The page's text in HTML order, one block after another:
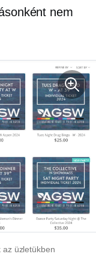
nem
az üzletükben